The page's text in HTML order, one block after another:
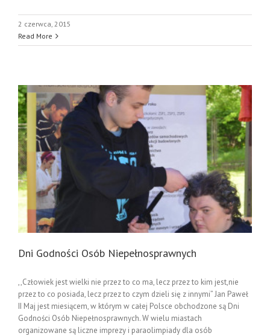
2 czerwca, 2015
Read More
Dni Godności Osób Niepełnosprawnych
,,Człowiek jest wielki nie przez to co ma, lecz przez to kim jest,nie
przez to co posiada, lecz przez to czym dzieli się z innymi” Jan Paweł
II Maj jest miesiącem, w którym w całej Polsce obchodzone są Dni
Godności Osób Niepełnosprawnych. W wielu miastach
organizowane są liczne imprezy i paraolimpiady dla osób